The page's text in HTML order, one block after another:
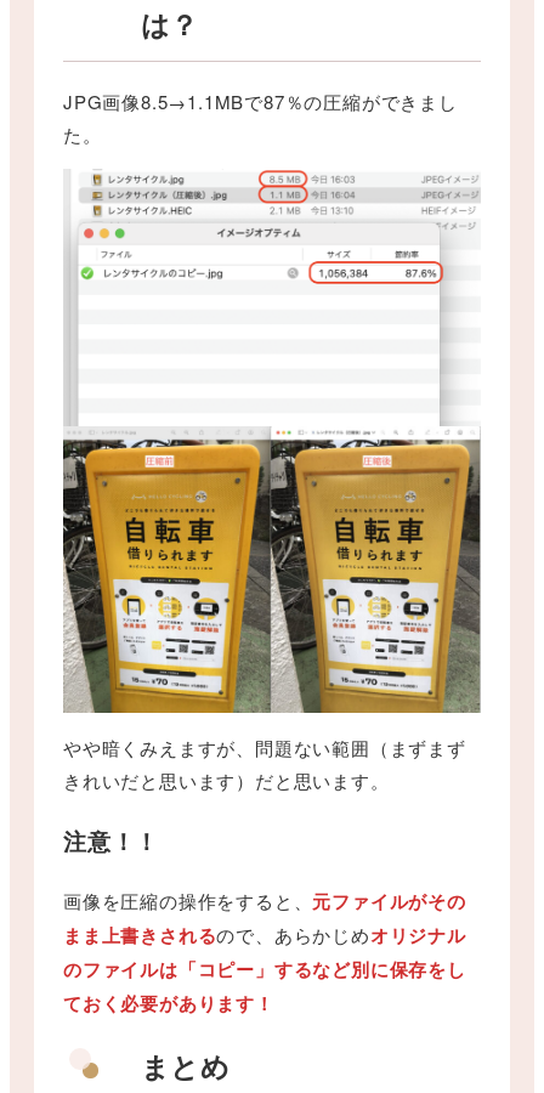
は？
JPG画像8.5→1.1MBで87％の圧縮ができまし
た。
やや暗くみえますが、問題ない範囲（まずまず
きれいだと思います）だと思います。
注意！！
画像を圧縮の操作をすると、 元ファイルがその
まま上書きされるので、あらかじめオリジナル
のファイルは「コピー」するなど別に保存をし
ておく必要があります！
まとめ